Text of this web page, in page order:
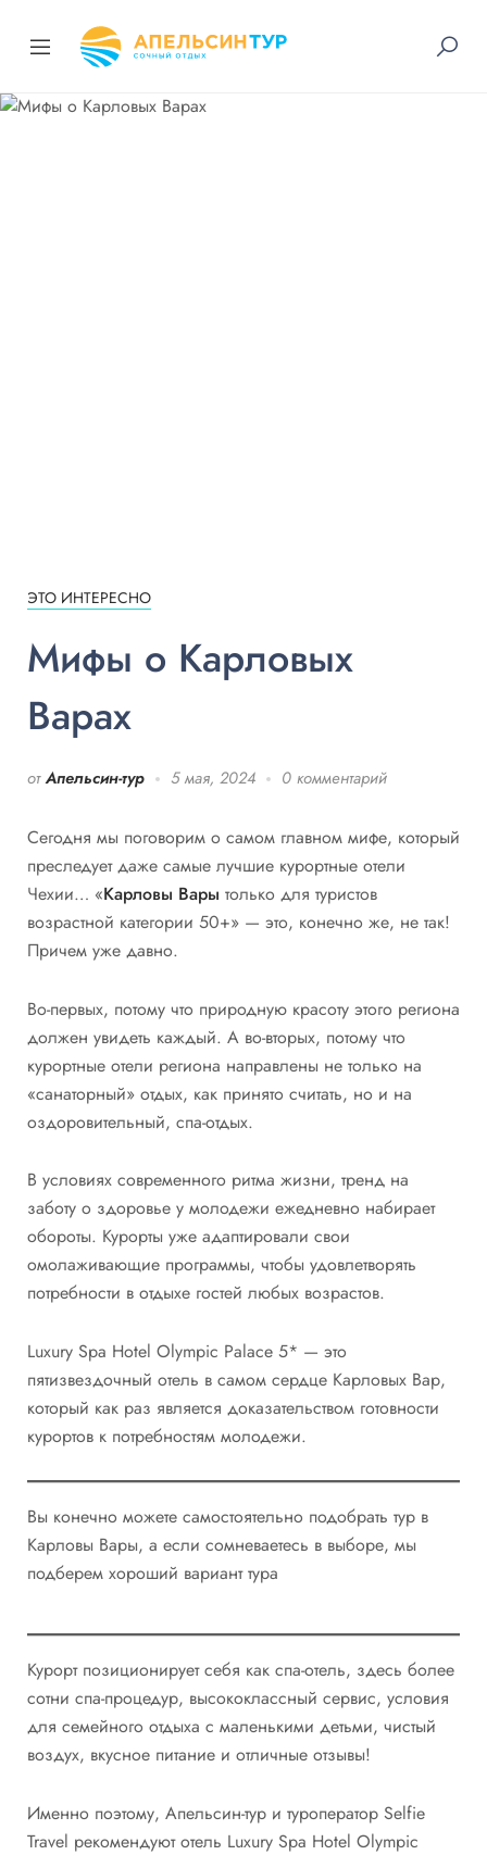
ЭТО ИНТЕРЕСНО
Мифы о Карловых
Варах
от Апельсин-тур 5 мая, 2024 0 комментарий
Сегодня мы поговорим о самом главном мифе, который
преследует даже самые лучшие курортные отели
Чехии… «Карловы Вары только для туристов
возрастной категории 50+» — это, конечно же, не так!
Причем уже давно.
Во-первых, потому что природную красоту этого региона
должен увидеть каждый. А во-вторых, потому что
курортные отели региона направлены не только на
«санаторный» отдых, как принято считать, но и на
оздоровительный, спа-отдых.
В условиях современного ритма жизни, тренд на
заботу о здоровье у молодежи ежедневно набирает
обороты. Курорты уже адаптировали свои
омолаживающие программы, чтобы удовлетворять
потребности в отдыхе гостей любых возрастов.
Luxury Spa Hotel Olympic Palace 5* — это
пятизвездочный отель в самом сердце Карловых Вар,
который как раз является доказательством готовности
курортов к потребностям молодежи.
Вы конечно можете самостоятельно подобрать тур в
Карловы Вары, а если сомневаетесь в выборе, мы
подберем хороший вариант тура
Курорт позиционирует себя как спа-отель, здесь более
сотни спа-процедур, высококлассный сервис, условия
для семейного отдыха с маленькими детьми, чистый
воздух, вкусное питание и отличные отзывы!
Именно поэтому, Апельсин-тур и туроператор Selfie
Travel рекомендуют отель Luxury Spa Hotel Olympic